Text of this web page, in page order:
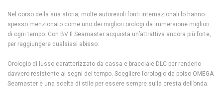
Nel corso della sua storia, molte autorevoli fonti internazionali lo hanno
spesso menzionato come uno dei migliori orologi da immersione migliori
di ogni tempo. Con BV Il Seamaster acquista un’attrattiva ancora più forte,
per raggiungere qualsiasi abisso.
Orologio di lusso caratterizzato da cassa e bracciale DLC per renderlo
davvero resistente ai segni del tempo. Scegliere l’orologio da polso OMEGA
Seamaster è una scelta di stile per essere sempre sulla cresta dell’onda.